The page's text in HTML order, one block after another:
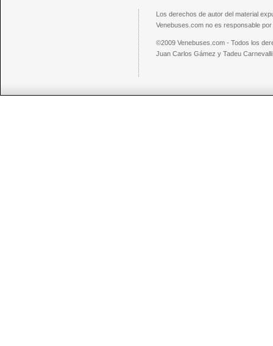
Los derechos de autor del material
Venebuses.com no es responsable
©2009 Venebuses.com - Todos los
Juan Carlos Gámez y Tadeu Carnevalli